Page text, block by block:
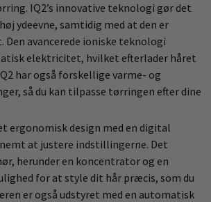
IQ2’s innovative teknologi gør det
ydeevne, samtidig med at den er
Den avancerede ioniske teknologi
elektricitet, hvilket efterlader håret
har også forskellige varme- og
så du kan tilpasse tørringen efter dine
ergonomisk design med en digital
at justere indstillingerne. Det
herunder en koncentrator og en
for at style dit hår præcis, som du
er også udstyret med en automatisk